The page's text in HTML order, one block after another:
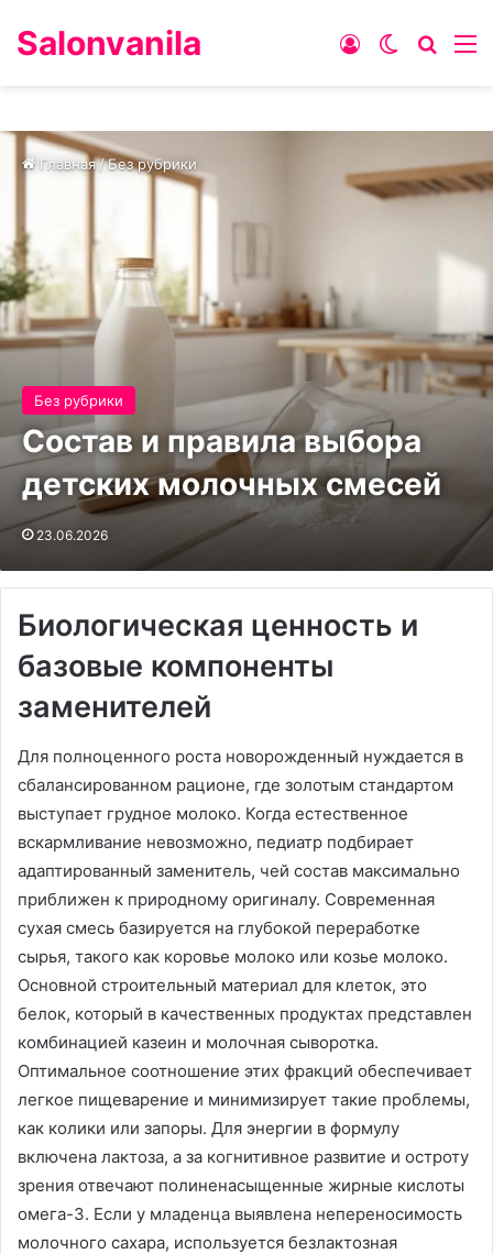
Salonvanila Switch skin
Войти
Главная/Без рубрики
Без рубрики
Состав и правила выбора
детских молочных смесей
23.06.2026
Биологическая ценность и
базовые компоненты
заменителей
Для полноценного роста новорожденный нуждается в
сбалансированном рационе, где золотым стандартом
выступает грудное молоко. Когда естественное
вскармливание невозможно, педиатр подбирает
адаптированный заменитель, чей состав максимально
приближен к природному оригиналу. Современная
сухая смесь базируется на глубокой переработке
сырья, такого как коровье молоко или козье молоко.
Основной строительный материал для клеток, это
белок, который в качественных продуктах представлен
комбинацией казеин и молочная сыворотка.
Оптимальное соотношение этих фракций обеспечивает
легкое пищеварение и минимизирует такие проблемы,
как колики или запоры. Для энергии в формулу
включена лактоза, а за когнитивное развитие и остроту
зрения отвечают полиненасыщенные жирные кислоты
омега-3. Если у младенца выявлена непереносимость
молочного сахара, используется безлактозная